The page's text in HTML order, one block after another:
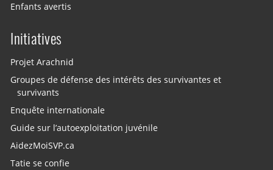
Enfants avertis
Initiatives
Projet Arachnid
Groupes de défense des intérêts des survivantes et
survivants
Enquête internationale
Guide sur l’autoexploitation juvénile
AidezMoiSVP.ca
Tatie se confie